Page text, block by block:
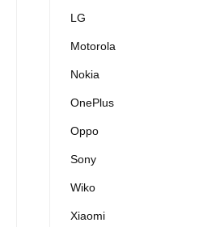
LG
Motorola
Nokia
OnePlus
Oppo
Sony
Wiko
Xiaomi